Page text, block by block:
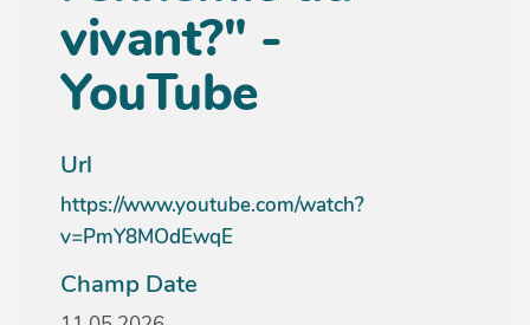
vivant?" -
YouTube
Url
https://www.youtube.com/watch?
v=PmY8MOdEwqE
Champ Date